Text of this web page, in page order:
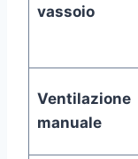
vassoio
Ventilazione
manuale